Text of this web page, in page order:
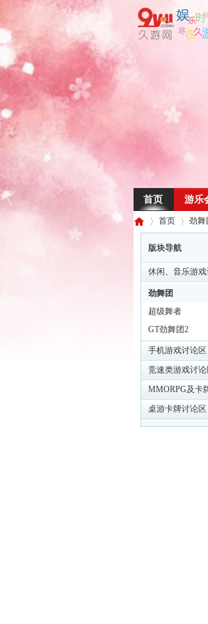
首页 游乐
久
游
»
首页
›
劲舞
版块导航
休闲、音乐游戏
劲舞团
超级舞者
GT劲舞团2
手机游戏讨论区
竞速类游戏讨论
MMORPG及卡
MOBA类游戏讨
桌游卡牌讨论区